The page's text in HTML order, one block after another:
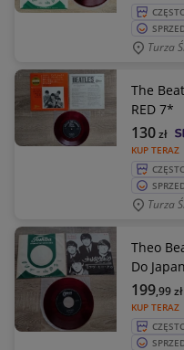
Turza
The Beatles Twist And Shout Japan
RED 7*
KUP TERAZ
130zł
Turza
Theo
Do
KUP TERAZ
199,99zł